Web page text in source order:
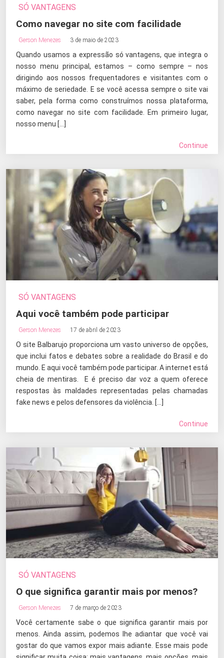
SÓ VANTAGENS
Como navegar no site com facilidade
Gerson Menezes 3 de maio de 2023
Quando usamos a expressão só vantagens, que integra o
nosso menu principal, estamos – como sempre – nos
dirigindo aos nossos frequentadores e visitantes com o
máximo de seriedade. E se você acessa sempre o site vai
saber, pela forma como construímos nossa plataforma,
como navegar no site com facilidade. Em primeiro lugar,
nosso menu […]
Continue
SÓ VANTAGENS
Aqui você também pode participar
Gerson Menezes 17 de abril de 2023
O site Balbarujo proporciona um vasto universo de opções,
que inclui fatos e debates sobre a realidade do Brasil e do
mundo. E aqui você também pode participar. A internet está
cheia de mentiras. E é preciso dar voz a quem oferece
respostas às maldades representadas pelas chamadas
fake news e pelos defensores da violência. […]
Continue
SÓ VANTAGENS
O que significa garantir mais por menos?
Gerson Menezes 7 de março de 2023
Você certamente sabe o que significa garantir mais por
menos. Ainda assim, podemos lhe adiantar que você vai
gostar do que vamos expor mais adiante. Esse mais pode